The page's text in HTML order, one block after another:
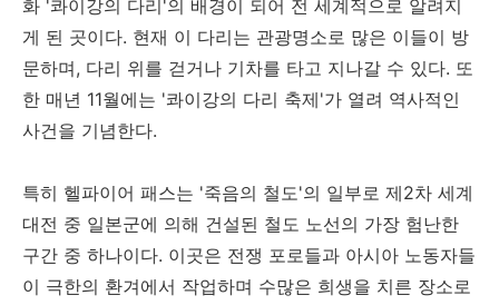
화 '콰이강의 다리'의 배경이 되어 전 세계적으로 알려지
게 된 곳이다. 현재 이 다리는 관광명소로 많은 이들이 방
문하며, 다리 위를 걷거나 기차를 타고 지나갈 수 있다. 또
한 매년 11월에는 '콰이강의 다리 축제'가 열려 역사적인
사건을 기념한다.
특히 헬파이어 패스는 '죽음의 철도'의 일부로 제2차 세계
대전 중 일본군에 의해 건설된 철도 노선의 가장 험난한
구간 중 하나이다. 이곳은 전쟁 포로들과 아시아 노동자들
이 극한의 환겨에서 작업하며 수많은 희생을 치른 장소로